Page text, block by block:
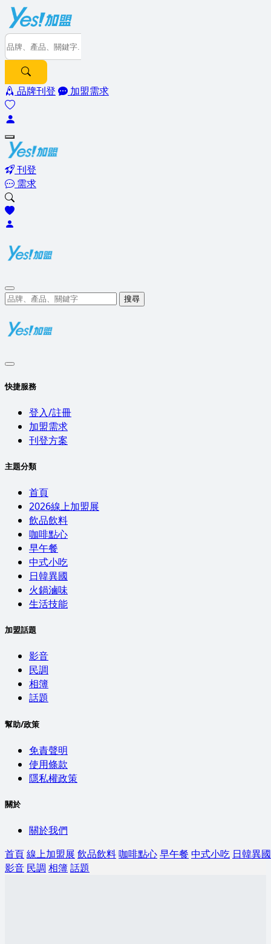
品牌刊登 加盟需求
刊登
需求
搜尋
快捷服務
登入/註冊
加盟需求
刊登方案
主題分類
首頁
2026線上加盟展
飲品飲料
咖啡點心
早午餐
中式小吃
日韓異國
火鍋滷味
生活技能
加盟話題
影音
民調
相簿
話題
幫助/政策
免責聲明
使用條款
隱私權政策
關於
關於我們
首頁線上加盟展 飲品飲料咖啡點心早午餐 中式小吃 日韓異國
影音 民調 相簿話題